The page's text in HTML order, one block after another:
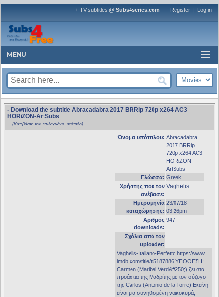
+ TV subtitles @ Subs4series.com Register | Log in
MENU
- Download the subtitle Abracadabra 2017 BRRip 720p x264 AC3
HORiZON-ArtSubs
(Κατεβάστε τον επιλεγμένο υπότιτλο)
Όνομα υπότιτλου: Abracadabra
2017 BRRip
720p x264 AC3
HORiZON-
ArtSubs
Γλώσσα: Greek
Χρήστης που τον
ανέβασε:
Vaghelis
Ημερομηνία
καταχώρησης:
23/07/18
03:26pm
Αριθμός
downloads:
947
Σχόλια από τον
uploader:
Vaghelis-Italiano-Perfetto https://www
imdb com/title/tt5187886 YΠΟΘΕΣΗ:
Carmen (Maribel Verd&#250;) ζει στα
προάστια της Μαδρίτης με τον σύζυγο
της Carlos (Antonio de la Torre) Εκείνη
είναι μια συνηθισμένη νοικοκυρά,